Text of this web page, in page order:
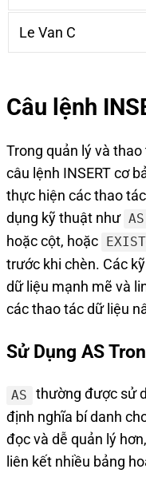
Le Van C
Câu lệnh
Trong quản lý và
câu lệnh INSERT cơ
thực hiện các thao
dụng kỹ thuật như AS
hoặc cột, hoặc
trước khi chèn. Các
dữ liệu mạnh mẽ và
các thao tác dữ liệu
Sử Dụng AS
AS thường được sử
định nghĩa bí danh
đọc và dễ quản lý
liên kết nhiều bảng